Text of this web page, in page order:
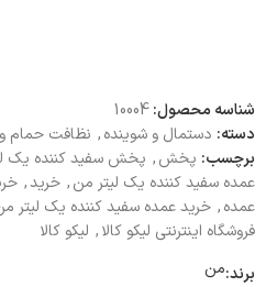
شناسه محصول:10004
دسته: دستمال و شوینده, نظافت حمام
برچسب: پخش, پخش سفید کننده یک
عمده سفید کننده یک لیتر من, خرید,
عمده, خرید عمده سفید کننده یک لیتر
فروشگاه اینترنتی لیکو کالا, لیکو کالا
برند:من